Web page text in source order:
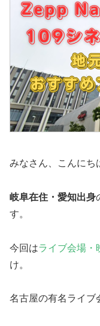
みなさん、こんにち
岐阜在住・愛知出身
す。
今回はライブ会場・
け。
名古屋の有名ライブ